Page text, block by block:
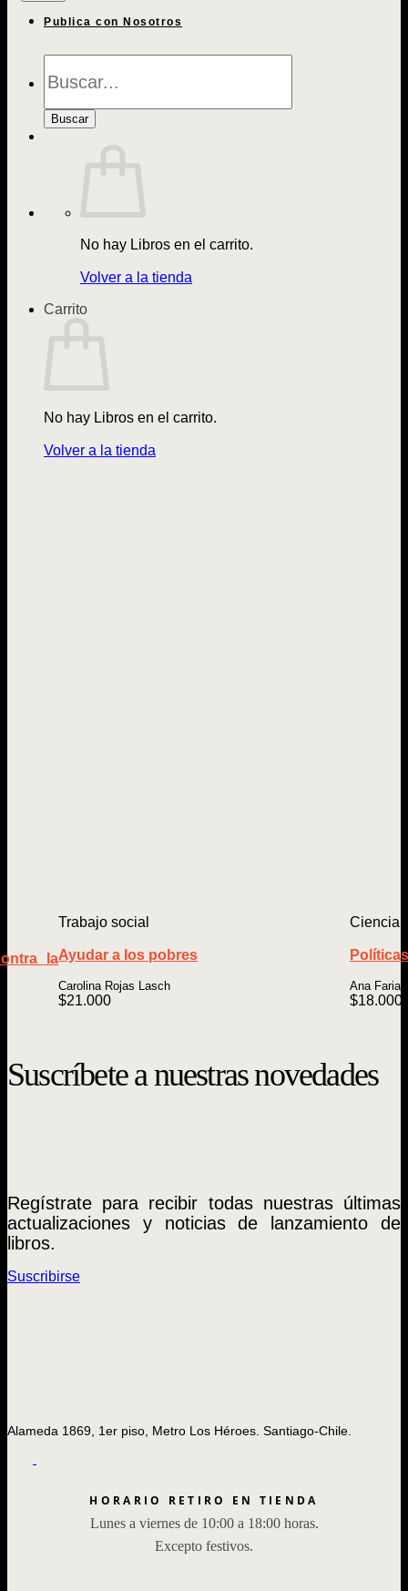
Publica con Nosotros
de
Buscar
No hay Libros en el carrito.
Volver a la tienda
Carrito
No hay Libros en el carrito.
Volver a la tienda
la
Trabajo social
Ayudar a los pobres
Carolina Rojas Lasch
$21.000
Ciencia
Ana
$18.000
Suscríbete a nuestras novedades
Regístrate para recibir todas nuestras últimas
actualizaciones y noticias de lanzamiento de
libros.
Suscribirse
Alameda 1869, 1er piso, Metro Los Héroes. Santiago-Chile.
HORARIO RETIRO EN TIENDA
Lunes a viernes de 10:00 a 18:00 horas.
Excepto festivos.